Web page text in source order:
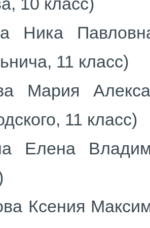
Ника
11 класс)
Мария
11 класс)
Елена
Ксения